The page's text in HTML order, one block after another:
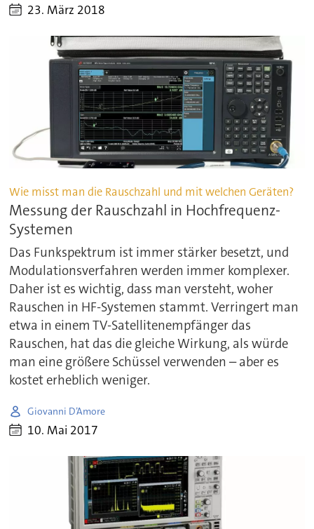
23. März 2018
Wie misst man die Rauschzahl und mit welchen Geräten?
Messung der Rauschzahl in Hochfrequenz-
Systemen
Das Funkspektrum ist immer stärker besetzt, und
Modulationsverfahren werden immer komplexer.
Daher ist es wichtig, dass man versteht, woher
Rauschen in HF-Systemen stammt. Verringert man
etwa in einem TV-Satellitenempfänger das
Rauschen, hat das die gleiche Wirkung, als würde
man eine größere Schüssel verwenden – aber es
kostet erheblich weniger.
Giovanni D’Amore
10. Mai 2017